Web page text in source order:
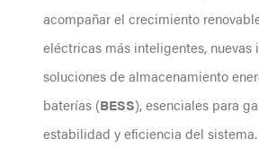
acompañar el crecimiento
eléctricas más inteligentes, nuevas
soluciones de almacenamiento
baterías (BESS), esenciales para
estabilidad y eficiencia del sistema.